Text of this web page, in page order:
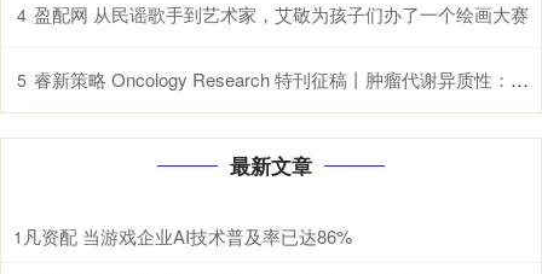
4 盈配网 从民谣歌手到艺术家，艾敬为孩子们办了一个绘画大赛
5 睿新策略 Oncology Research 特刊征稿丨肿瘤代谢异质性：机制、生物标志物与治疗意义_研究
最新文章
1 凡资配 当游戏企业AI技术普及率已达86%